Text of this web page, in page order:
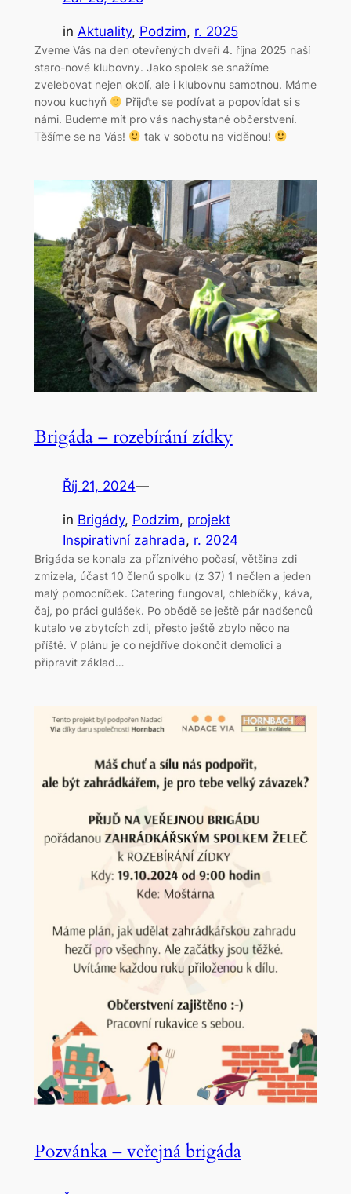
in Aktuality, Podzim, r. 2025
Zveme Vás na den otevřených dveří 4. října 2025 naší
staro-nové klubovny. Jako spolek se snažíme
zvelebovat nejen okolí, ale i klubovnu samotnou. Máme
novou kuchyň
Přijďte se podívat a popovídat si s
námi. Budeme mít pro vás nachystané občerstvení.
Těšíme se na Vás!
tak v sobotu na viděnou!
Brigáda – rozebírání zídky
Říj 21, 2024—
in Brigády, Podzim, projekt
Inspirativní zahrada, r. 2024
Brigáda se konala za příznivého počasí, většina zdi
zmizela, účast 10 členů spolku (z 37) 1 nečlen a jeden
malý pomocníček. Catering fungoval, chlebíčky, káva,
čaj, po práci gulášek. Po obědě se ještě pár nadšenců
kutalo ve zbytcích zdi, přesto ještě zbylo něco na
příště. V plánu je co nejdříve dokončit demolici a
připravit základ…
Pozvánka – veřejná brigáda